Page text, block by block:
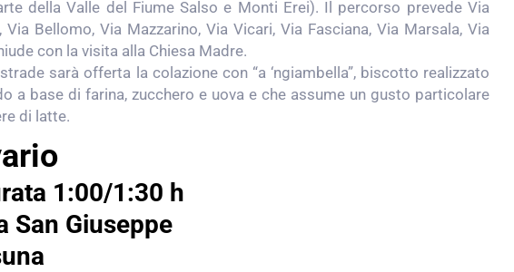
della Valle del Fiume Salso e Monti Erei). Il percorso prevede Via
Via Bellomo, Via Mazzarino, Via Vicari, Via Fasciana, Via Marsala, Via
con la visita alla Chiesa Madre.
sarà offerta la colazione con “a ‘ngiambella”, biscotto realizzato
a base di farina, zucchero e uova e che assume un gusto particolare
di latte.
1:00/1:30 h
San Giuseppe